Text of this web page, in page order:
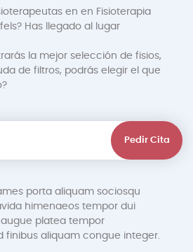
en en Fisioterapia
Has llegado al lugar
la mejor selección de fisios,
de filtros, podrás elegir el que
Pedir Cita
porta aliquam sociosqu
himenaeos tempor dui
platea tempor
finibus aliquam congue integer.